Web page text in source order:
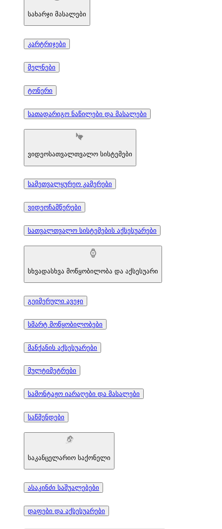
სახარჯი მასალები
კარტრიჯები
მელნები
ტონერი
სათადარიგო ნაწილები და მასალები
ვიდეოსათვალთვალო სისტემები
სამეთვალყურეო კამერები
ვიდეოჩამწერები
სათვალთვალო სისტემების აქსესუარები
სხვადასხვა მოწყობილობა და აქსესუარი
გეიმერული ავეჯი
სმარტ მოწყობილობები
მანქანის აქსესუარები
მულტიმეტრები
სამონტაჟო იარაღები და მასალები
საწმენდები
საკანცელარიო საქონელი
ასაკინძი საშუალებები
დაფები და აქსესუარები